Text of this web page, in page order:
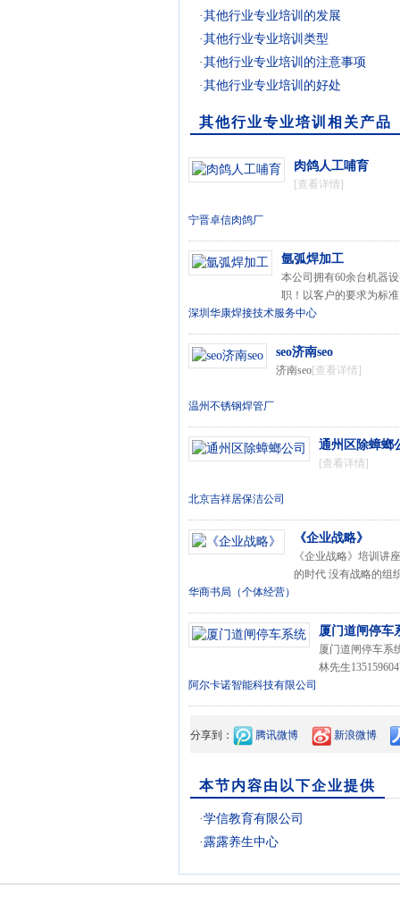
·其他行业专业培训的发展
·其他行业专业培训类型
·其他行业专业培训的注意事项
·其他行业专业培训的好处
其他行业专业培训相关产品
肉鸽人工哺育
[查看详情]
宁晋卓信肉鸽厂
氩弧焊加工
本公司拥有60余台机器
职！以客户的要求为标
深圳华康焊接技术服务中心
seo济南seo
济南seo[查看详情]
温州不锈钢焊管厂
通州区除蟑螂
[查看详情]
北京吉祥居保洁公司
《企业战略》
《企业战略》培训
的时代 没有战略的组
华商书局（个体经营）
厦门道闸停车
厦门道闸停车系
林先生
阿尔卡诺智能科技有限公司
分享到： 腾讯微博 新浪微博
本节内容由以下企业提供
·学信教育有限公司
· 露露养生中心